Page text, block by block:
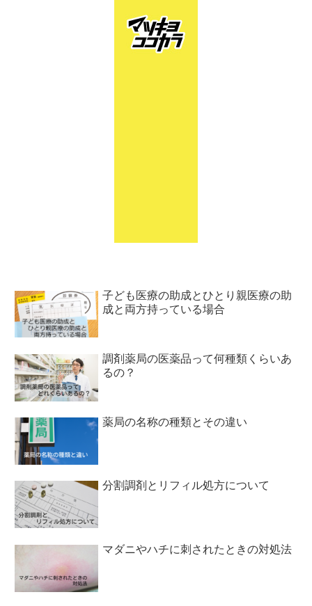
子ども医療の助成とひとり親医療の助
成と両方持っている場合
調剤薬局の医薬品って何種類くらいあ
るの？
薬局の名称の種類とその違い
分割調剤とリフィル処方について
マダニやハチに刺されたときの対処法